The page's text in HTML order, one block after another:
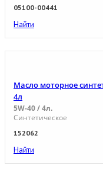
05100-00441
Найти
Масло моторное
4л
5W-40 / 4л.
Синтетическое
152062
Найти